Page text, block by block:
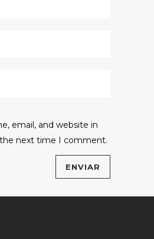
email, and website in
next time I comment.